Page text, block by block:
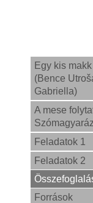
Egy kis
(Bence
Gabriella)
A mese
Feladatok 1
Feladatok 2
Források